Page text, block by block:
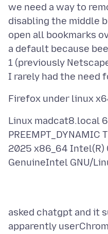
we need a way to
disabling the middle
open all bookmarks
a default because
1 (previously
Linux madcat8.local
PREEMPT_DYNAMIC
2025 x86_64 Intel(R)
asked chatgpt and it
apparently